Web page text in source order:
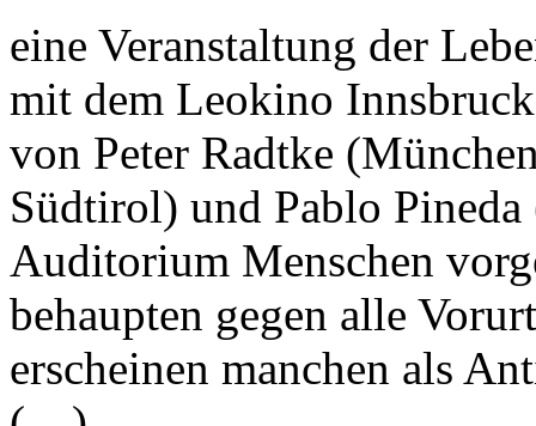
eine Veranstaltung der
mit dem Leokino
von Peter Radtke
Südtirol) und Pablo
Auditorium Menschen
behaupten gegen alle
erscheinen manchen als